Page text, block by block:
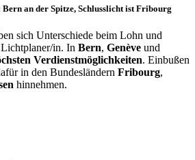
an der Spitze, Schlusslicht ist Fribourg
sich Unterschiede beim Lohn und
in. In Bern, Genève und
Verdienstmöglichkeiten. Einbußen
in den Bundesländern Fribourg,
hinnehmen.